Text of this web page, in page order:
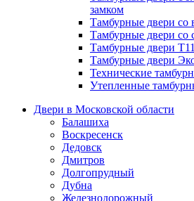
замком
Тамбурные двери со
Тамбурные двери со
Тамбурные двери
Тамбурные двери
Технические
Утепленные
Двери в Московской области
Балашиха
Воскресенск
Дедовск
Дмитров
Долгопрудный
Дубна
Железнодорожный